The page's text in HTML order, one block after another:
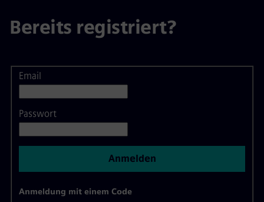
Bereits registriert?
Anmeldung
Email
Passwort
Anmelden
Anmeldung mit einem Code